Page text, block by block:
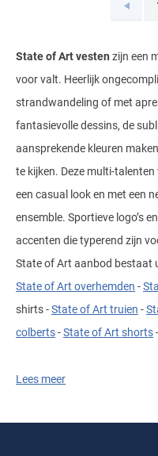
Vorige
State of Art vesten zijn een
voor valt. Heerlijk
strandwandeling of met
fantasievolle dessins, de
aansprekende kleuren
te kijken. Deze multi-
een casual look en met een
ensemble. Sportieve logo’s
accenten die typerend zijn
State of Art aanbod bestaat
State of Art overhemden -
shirts -State of Art truien -
colberts-State of Art shorts-
Materiaal en
Modieus, sportief en
Lees meer